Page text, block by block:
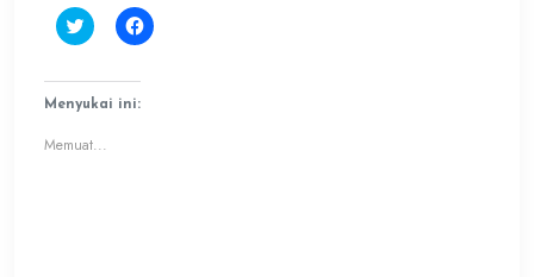
Klik
untuk
Twitter(Membuka
di
jendela
baru)
Klik
untuk
Menyukai ini:
Memuat...